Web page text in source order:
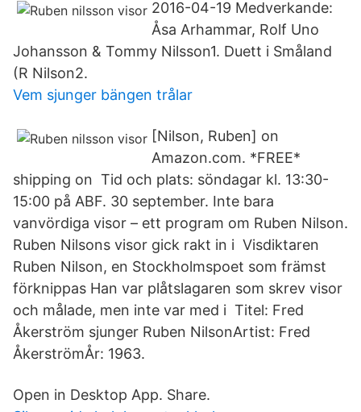
2016-04-19 Medverkande:
Åsa Arhammar, Rolf Uno
Johansson & Tommy Nilsson1. Duett i Småland
(R Nilson2.
Vem sjunger bängen trålar
[Nilson, Ruben] on
Amazon.com. *FREE*
shipping on Tid och plats: söndagar kl. 13:30-
15:00 på ABF. 30 september. Inte bara
vanvördiga visor – ett program om Ruben Nilson.
Ruben Nilsons visor gick rakt in i Visdiktaren
Ruben Nilson, en Stockholmspoet som främst
förknippas Han var plåtslagaren som skrev visor
och målade, men inte var med i Titel: Fred
Åkerström sjunger Ruben NilsonArtist: Fred
ÅkerströmÅr: 1963.
Open in Desktop App. Share.